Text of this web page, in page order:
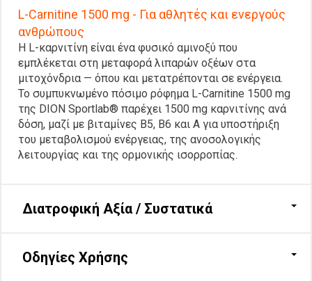
L-Carnitine 1500 mg - Για αθλητές και ενεργούς
ανθρώπους
Η L-καρνιτίνη είναι ένα φυσικό αμινοξύ που
εμπλέκεται στη μεταφορά λιπαρών οξέων στα
μιτοχόνδρια — όπου και μετατρέπονται σε ενέργεια.
Το συμπυκνωμένο πόσιμο ρόφημα L-Carnitine 1500 mg
της DION Sportlab® παρέχει 1500 mg καρνιτίνης ανά
δόση, μαζί με βιταμίνες B5, B6 και A για υποστήριξη
του μεταβολισμού ενέργειας, της ανοσολογικής
λειτουργίας και της ορμονικής ισορροπίας.
Διατροφική Αξία / Συστατικά
Οδηγίες Χρήσης